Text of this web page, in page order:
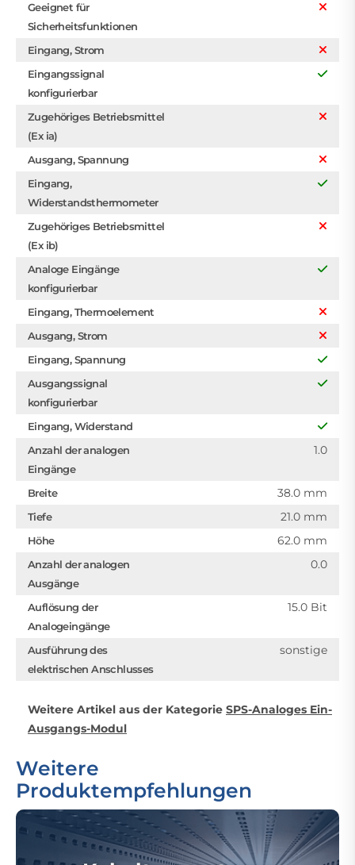
Geeignet für
Sicherheitsfunktionen
Eingang, Strom
Eingangssignal
konfigurierbar
Zugehöriges Betriebsmittel
(Ex ia)
Ausgang, Spannung
Eingang,
Widerstandsthermometer
Zugehöriges Betriebsmittel
(Ex ib)
Analoge Eingänge
konfigurierbar
Eingang, Thermoelement
Ausgang, Strom
Eingang, Spannung
Ausgangssignal
konfigurierbar
Eingang, Widerstand
Anzahl der analogen
Eingänge
1.0
Breite 38.0 mm
Tiefe 21.0 mm
Höhe 62.0 mm
Anzahl der analogen
Ausgänge
0.0
Auflösung der
Analogeingänge
15.0 Bit
Ausführung des
elektrischen Anschlusses
sonstige
Weitere Artikel aus der Kategorie SPS-Analoges Ein-
Ausgangs-Modul
Weitere
Produktempfehlungen